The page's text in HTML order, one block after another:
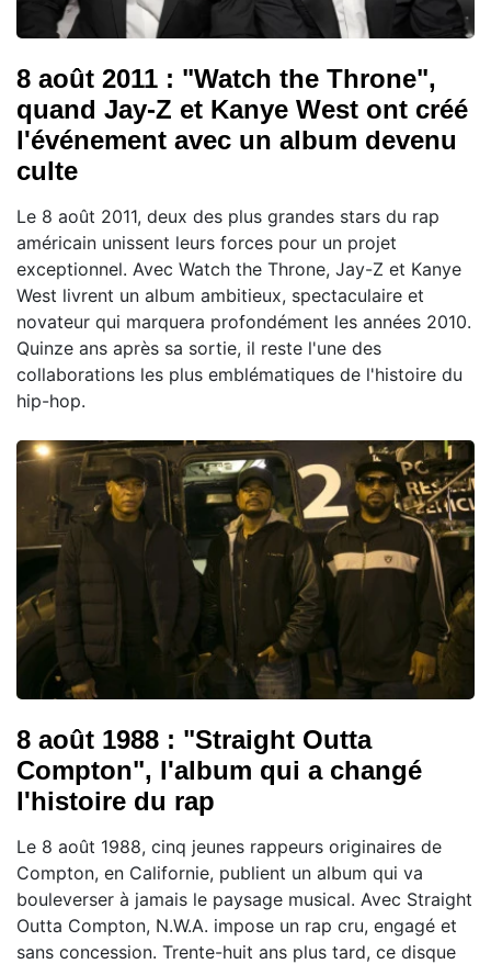
8 août 2011 : "Watch the Throne",
quand Jay-Z et Kanye West ont créé
l'événement avec un album devenu
culte
Le 8 août 2011, deux des plus grandes stars du rap
américain unissent leurs forces pour un projet
exceptionnel. Avec Watch the Throne, Jay-Z et Kanye
West livrent un album ambitieux, spectaculaire et
novateur qui marquera profondément les années 2010.
Quinze ans après sa sortie, il reste l'une des
collaborations les plus emblématiques de l'histoire du
hip-hop.
8 août 1988 : "Straight Outta
Compton", l'album qui a changé
l'histoire du rap
Le 8 août 1988, cinq jeunes rappeurs originaires de
Compton, en Californie, publient un album qui va
bouleverser à jamais le paysage musical. Avec Straight
Outta Compton, N.W.A. impose un rap cru, engagé et
sans concession. Trente-huit ans plus tard, ce disque